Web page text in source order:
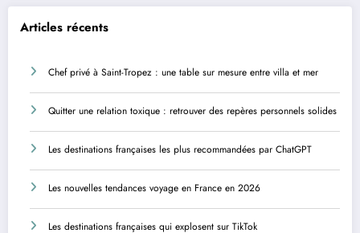
Articles récents
Chef privé à Saint-Tropez : une table sur mesure entre villa et mer
Quitter une relation toxique : retrouver des repères personnels solides
Les destinations françaises les plus recommandées par ChatGPT
Les nouvelles tendances voyage en France en 2026
Les destinations françaises qui explosent sur TikTok